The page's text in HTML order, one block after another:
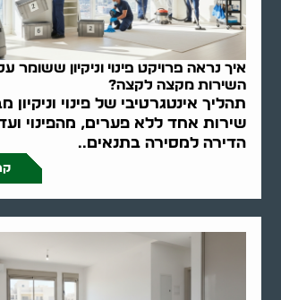
איך נראה פרויקט פינוי וניקיון ששומר
השירות מקצה לקצה?
תהליך אינטגרטיבי של פינוי
שירות אחד ללא פערים, מהפינוי
הדירה למסירה בתנאים..